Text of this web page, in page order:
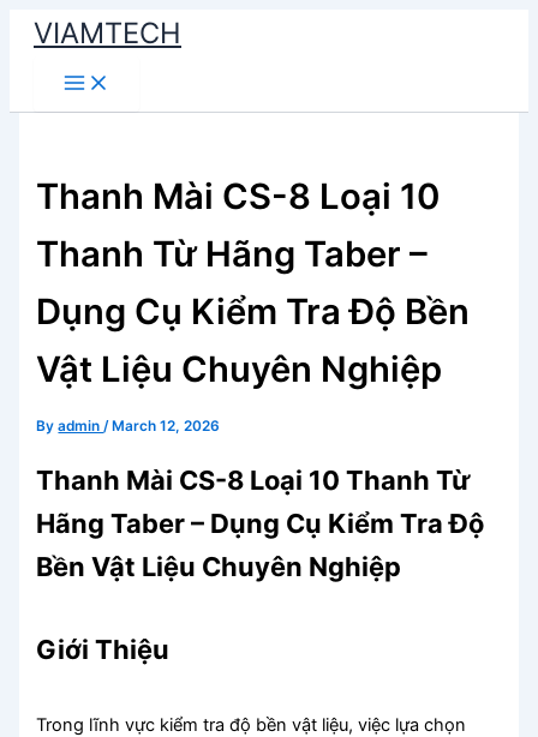
Skip
content
VIAMTECH
Main
Menu
Thanh Mài CS-8 Loại 10
Thanh Từ Hãng Taber –
Dụng Cụ Kiểm Tra Độ Bền
Vật Liệu Chuyên Nghiệp
Byadmin/ March 12, 2026
Thanh Mài CS-8 Loại 10 Thanh Từ
Hãng Taber – Dụng Cụ Kiểm Tra Độ
Bền Vật Liệu Chuyên Nghiệp
Giới Thiệu
Trong lĩnh vực kiểm tra độ bền vật liệu, việc lựa chọn